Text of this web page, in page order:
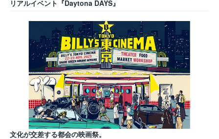
リアルイベント『Daytona DAYS』
文化が交差する都会の映画祭。